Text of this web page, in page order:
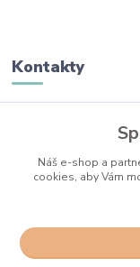
Kontakty
+421 950
(Po-Pia, 9-
Náš e-shop a
cookies, aby Vám